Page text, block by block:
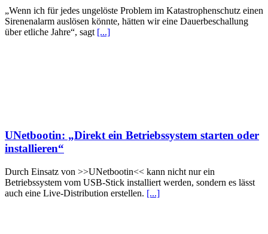
„Wenn ich für jedes ungelöste Problem im Katastrophenschutz einen
Sirenenalarm auslösen könnte, hätten wir eine Dauerbeschallung
über etliche Jahre“, sagt [...]
UNetbootin: „Direkt ein Betriebssystem starten oder
installieren“
Durch Einsatz von >>UNetbootin<< kann nicht nur ein
Betriebssystem vom USB-Stick installiert werden, sondern es lässt
auch eine Live-Distribution erstellen. [...]